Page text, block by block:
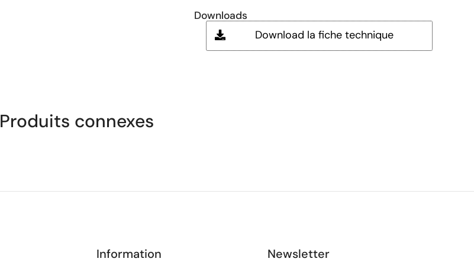
Downloads
Download la fiche technique
Produits connexes
Information Newsletter